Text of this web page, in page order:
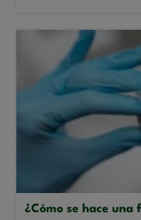
¿Cómo se hace una